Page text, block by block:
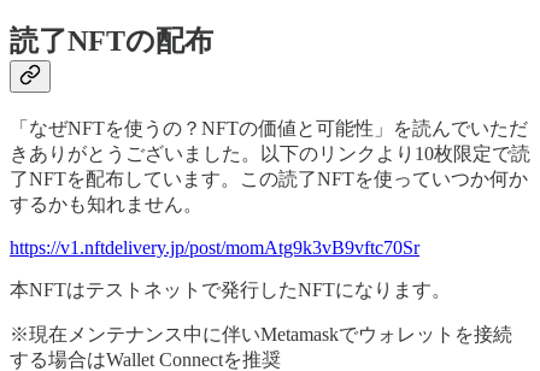
読了NFTの配布
「なぜNFTを使うの？NFTの価値と可能性」を読んでいただ
きありがとうございました。以下のリンクより10枚限定で読
了NFTを配布しています。この読了NFTを使っていつか何か
するかも知れません。
https://v1.nftdelivery.jp/post/momAtg9k3vB9vftc70Sr
本NFTはテストネットで発行したNFTになります。
※現在メンテナンス中に伴いMetamaskでウォレットを接続
する場合はWallet Connectを推奨